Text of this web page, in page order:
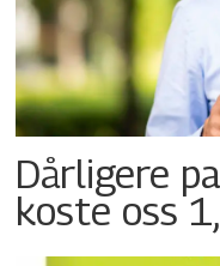
Dårligere
koste oss